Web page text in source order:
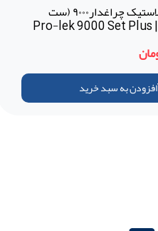
دستگاه جوش پلاستیک چراغدار۹۰۰۰ (ست
کامل) پرولکترو | Pro-lek 9000 Set Plus
افزودن به سبد خرید